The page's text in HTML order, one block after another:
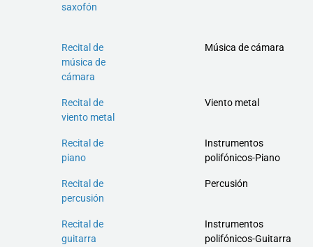
saxofón
Recital de
música de
cámara
Música de cámara
Recital de
viento metal
Viento metal
Recital de
piano
Instrumentos
polifónicos-Piano
Recital de
percusión
Percusión
Recital de
guitarra
Instrumentos
polifónicos-Guitarra